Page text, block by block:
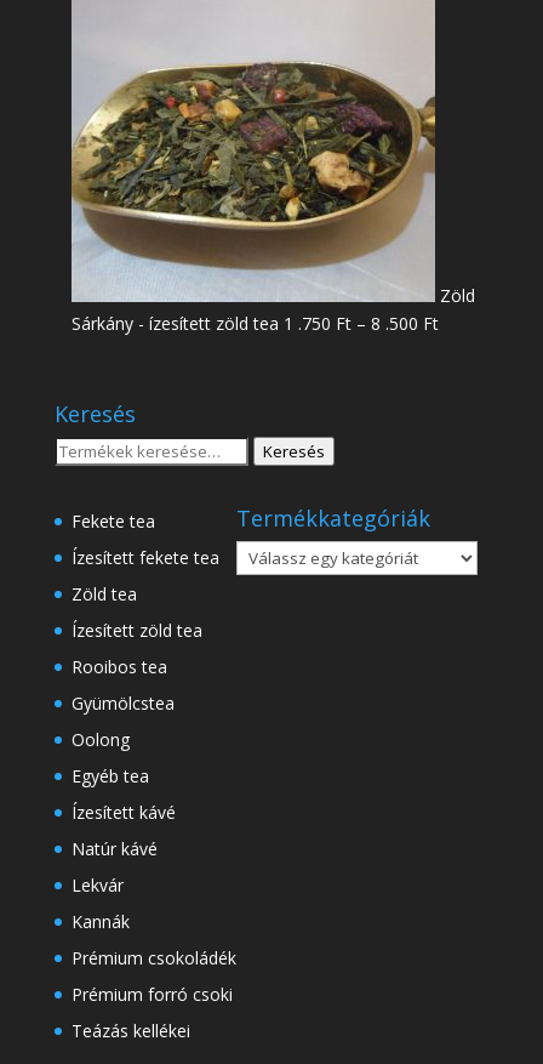
Zöld
Sárkány - ízesített zöld tea 1 .750 Ft – 8 .500 FtÁrtartomány:
Keresés
Keresés
Keresés
Fekete tea
Ízesített fekete tea
Zöld tea
Ízesített zöld tea
Rooibos tea
Gyümölcstea
Oolong
Egyéb tea
Ízesített kávé
Natúr kávé
Lekvár
Kannák
Prémium csokoládék
Prémium forró csoki
Teázás kellékei
Termékkategóriák